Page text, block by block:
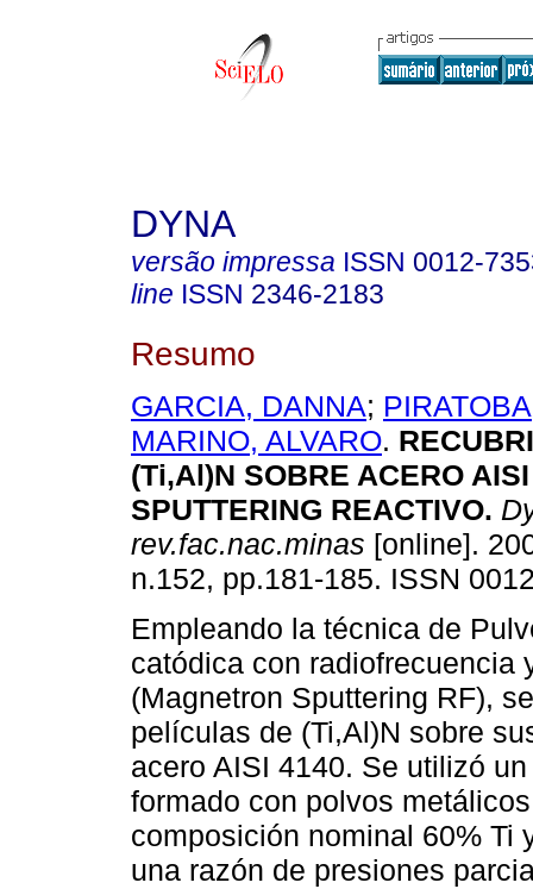
DYNA
versão impressa ISSN 0012-
line ISSN 2346-2183
Resumo
GARCIA, DANNA;
MARINO, ALVARO.
(Ti,Al)N SOBRE ACERO
SPUTTERING REACTIVO.
rev.fac.nac.minas [online].
n.152, pp.181-185. ISSN
Empleando la técnica de
catódica con radiofrecuencia
(Magnetron Sputtering RF),
películas de (Ti,Al)N sobre
acero AISI 4140. Se utilizó
formado con polvos
composición nominal 60% Ti
una razón de presiones